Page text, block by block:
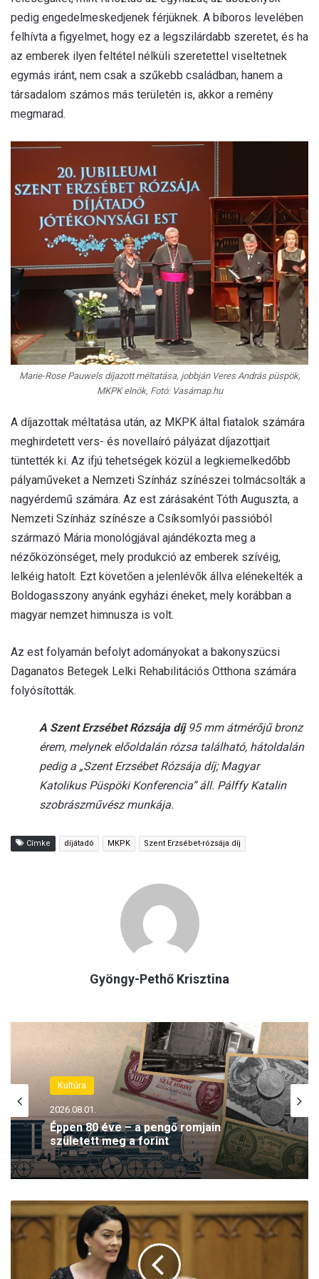
pedig engedelmeskedjenek férjüknek. A bíboros levelében
felhívta a figyelmet, hogy ez a legszilárdabb szeretet, és ha
az emberek ilyen feltétel nélküli szeretettel viseltetnek
egymás iránt, nem csak a szűkebb családban, hanem a
társadalom számos más területén is, akkor a remény
megmarad.
Marie-Rose Pauwels díjazott méltatása, jobbján Veres András püspök,
MKPK elnök, Fotó: Vasárnap.hu
A díjazottak méltatása után, az MKPK által fiatalok számára
meghirdetett vers- és novellaíró pályázat díjazottjait
tüntették ki. Az ifjú tehetségek közül a legkiemelkedőbb
pályaműveket a Nemzeti Színház színészei tolmácsolták a
nagyérdemű számára. Az est zárásaként Tóth Auguszta, a
Nemzeti Színház színésze a Csíksomlyói passióból
származó Mária monológjával ajándékozta meg a
nézőközönséget, mely produkció az emberek szívéig,
lelkéig hatolt. Ezt követően a jelenlévők állva elénekelték a
Boldogasszony anyánk egyházi éneket, mely korábban a
magyar nemzet himnusza is volt.
Az est folyamán befolyt adományokat a bakonyszücsi
Daganatos Betegek Lelki Rehabilitációs Otthona számára
folyósították.
A Szent Erzsébet Rózsája díj95 mm átmérőjű bronz
érem, melynek előoldalán rózsa található, hátoldalán
pedig a „Szent Erzsébet Rózsája díj; Magyar
Katolikus Püspöki Konferencia” áll. Pálffy Katalin
szobrászművész munkája.
Címke díjátadó MKPK Szent Erzsébet-rózsája díj
Gyöngy-Pethő Krisztina
Kultúra
2026.08.01.
Éppen 80 éve – a pengő romjain
született meg a forint
A
z
L